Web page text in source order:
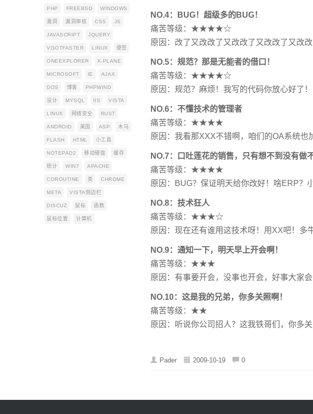
PHP FREEBSD WINDOWS
漏洞 漏洞审核 CSS JS
JAVASCRIPT JQUERY
VGOTFASTER LINUX 便签
ONEEXPLORER X-PLANE
MICROSOFT IE AJAX
DOS 博客 PHPWIND
设计 MYSQL IIS VISTA
LINUX 网络安全 RUST
ANDROID 美国 ASP 木马
FLASH HTML 小工具
NOTEPAD2 移动硬盘 缓存
统计 WIN7 APACHE
COROUTINE 类 CHROME
META VISTA侧边栏
DISCUZ 鼠标 函数
鼠标位置 计算机
NO.4：BUG！超级多的BUG！
痛苦等级：★★★★☆
原因：改了又改改了又改改了又改改了又改
NO.5：规范？那是无能者的借口！
痛苦等级：★★★★☆
原因：规范？麻烦！我写的代码你放心好了
NO.6：不懂技术的管理者
痛苦等级：★★★★
原因：我看那XXX不错啊，咱们的OA系统也
NO.7：口吐莲花的销售，只有想不到没有做不
痛苦等级：★★★★
原因：BUG？保证明天给你改好！啥ERP？
NO.8：技术狂人
痛苦等级：★★★☆
原因：现在还有谁用这技术呀！用XX吧！
NO.9：通知一下，明天早上开会啊！
痛苦等级：★★★
原因：有事要开会，没事也开会，好事大家
NO.10：这是我的兄弟，你多关照啊！
痛苦等级：★★
原因：听说你公司招人？这我铁哥们，你多
Pader 2009-10-19 0